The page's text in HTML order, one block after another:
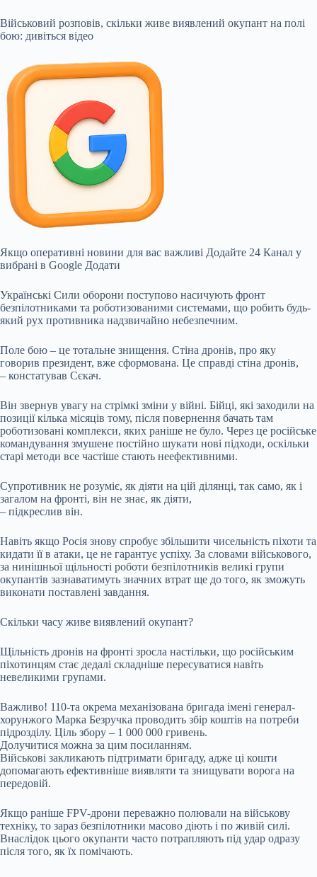
Військовий розповів, скільки живе виявлений окупант на полі
бою: дивіться відео
Якщо оперативні новини для вас важливі Додайте 24 Канал у
вибрані в Google Додати
Українські Сили оборони поступово насичують фронт
безпілотниками та роботизованими системами, що робить будь-
який рух противника надзвичайно небезпечним.
Поле бою – це тотальне знищення. Стіна дронів, про яку
говорив президент, вже сформована. Це справді стіна дронів,
– констатував Сєкач.
Він звернув увагу на стрімкі зміни у війні. Бійці, які заходили на
позиції кілька місяців тому, після повернення бачать там
роботизовані комплекси, яких раніше не було. Через це російське
командування змушене постійно шукати нові підходи, оскільки
старі методи все частіше стають неефективними.
Супротивник не розуміє, як діяти на цій ділянці, так само, як і
загалом на фронті, він не знає, як діяти,
– підкреслив він.
Навіть якщо Росія знову спробує збільшити чисельність піхоти та
кидати її в атаки, це не гарантує успіху. За словами військового,
за нинішньої щільності роботи безпілотників великі групи
окупантів зазнаватимуть значних втрат ще до того, як зможуть
виконати поставлені завдання.
Скільки часу живе виявлений окупант?
Щільність дронів на фронті зросла настільки, що російським
піхотинцям стає дедалі складніше пересуватися навіть
невеликими групами.
Важливо! 110-та окрема механізована бригада імені генерал-
хорунжого Марка Безручка проводить збір коштів на потреби
підрозділу. Ціль збору – 1 000 000 гривень.
Долучитися можна за цим посиланням.
Військові закликають підтримати бригаду, адже ці кошти
допомагають ефективніше виявляти та знищувати ворога на
передовій.
Якщо раніше FPV-дрони переважно полювали на військову
техніку, то зараз безпілотники масово діють і по живій силі.
Внаслідок цього окупанти часто потрапляють під удар одразу
після того, як їх помічають.